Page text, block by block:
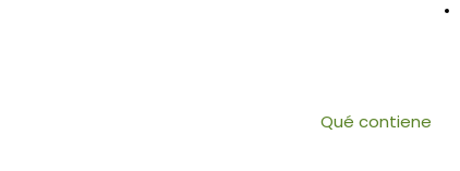
Qué contiene